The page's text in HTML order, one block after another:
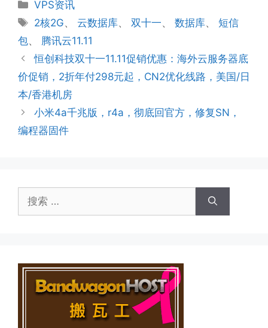
分
类
VPS资讯
标
签
2核2G、 云数据库、双十一、数据库、短信
包、 腾讯云11.11
恒创科技双十一11.11促销优惠：海外云服务器底
价促销，2折年付298元起，CN2优化线路，美国/日
本/香港机房
小米4a千兆版，r4a，彻底回官方，修复SN，
编程器固件
索：